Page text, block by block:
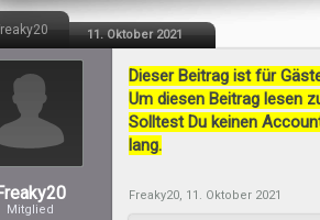
11. Oktober 2021
Mitglied
Dieser Beitrag ist für
Um diesen Beitrag lesen
Solltest Du keinen
lang.
Freaky20, 11. Oktober 2021